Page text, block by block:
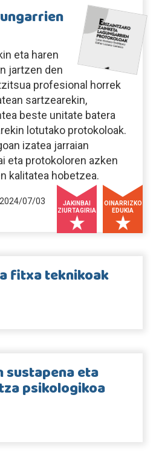
JAKINBAI
ZIURTAGIRIA
OINARRIZKO
EDUKIA
eta haren
jartzen den
profesional horrek
sartzearekin,
beste unitate batera
lotutako protokoloak.
izatea jarraian
eta protokoloren azken
kalitatea hobetzea.
2024/07/03
fitxa teknikoak
sustapena eta
psikologikoa